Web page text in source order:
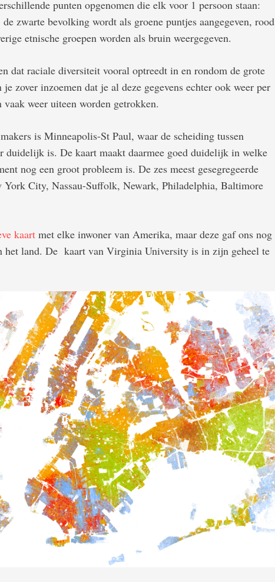
punten opgenomen die elk voor 1 persoon staan:
zwarte bevolking wordt als groene puntjes aangegeven, rood
etnische groepen worden als bruin weergegeven.
dat raciale diversiteit vooral optreedt in en rondom de grote
zover inzoemen dat je al deze gegevens echter ook weer per
weer uiteen worden getrokken.
is Minneapolis-St Paul, waar de scheiding tussen
duidelijk is. De kaart maakt daarmee goed duidelijk in welke
nog een groot probleem is. De zes meest gesegregeerde
City, Nassau-Suffolk, Newark, Philadelphia, Baltimore
kaart met elke inwoner van Amerika, maar deze gaf ons nog
het land. De kaart van Virginia University is in zijn geheel te